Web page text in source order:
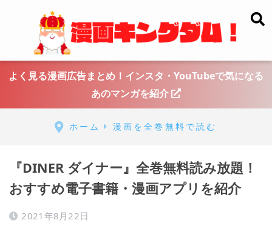
よく見る漫画広告まとめ！インスタ・YouTubeで気になる
あのマンガを紹介
ホーム 漫画を全巻無料で読む
『DINER ダイナー』全巻無料読み放題！
おすすめ電子書籍・漫画アプリを紹介
2021年8月22日